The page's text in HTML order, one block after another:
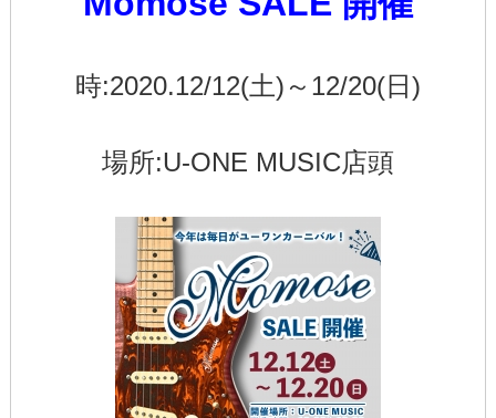
時:2020.12/12(土)～12/20(日)
場所:U-ONE MUSIC店頭